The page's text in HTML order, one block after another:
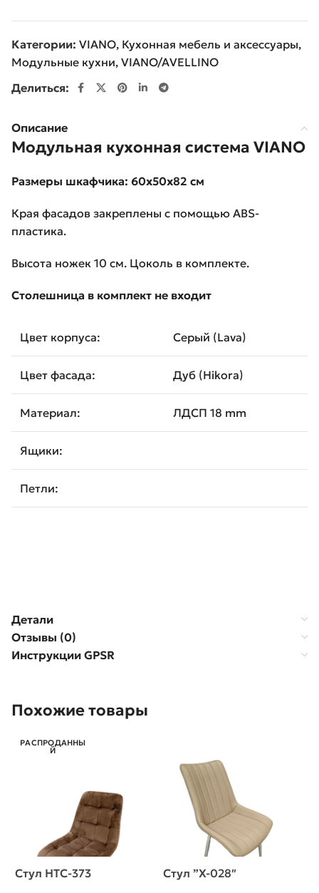
Категории: VIANO, Кухонная мебель и аксессуары,
Модульные кухни, VIANO/AVELLINO
Делиться:
Описание
Модульная кухонная система VIANO
Размеры шкафчика: 60x50x82 см
Края фасадов закреплены с помощью ABS-
пластика.
Высота ножек 10 см. Цоколь в комплекте.
Столешница в комплект не входит
Цвет корпуса: Серый (Lava)
Цвет фасада: Дуб (Hikora)
Материал: ЛДСП 18 mm
Ящики:
Петли:
Детали
Отзывы (0)
Инструкции GPSR
Похожие товары
РАСПРОДАННЫ
Й
Стул HTC-373
Стул ”X-028″